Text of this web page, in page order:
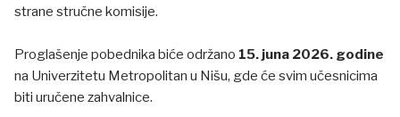
strane stručne komisije.
Proglašenje pobednika biće održano 15. juna 2026. godine
na Univerzitetu Metropolitan u Nišu, gde će svim učesnicima
biti uručene zahvalnice.